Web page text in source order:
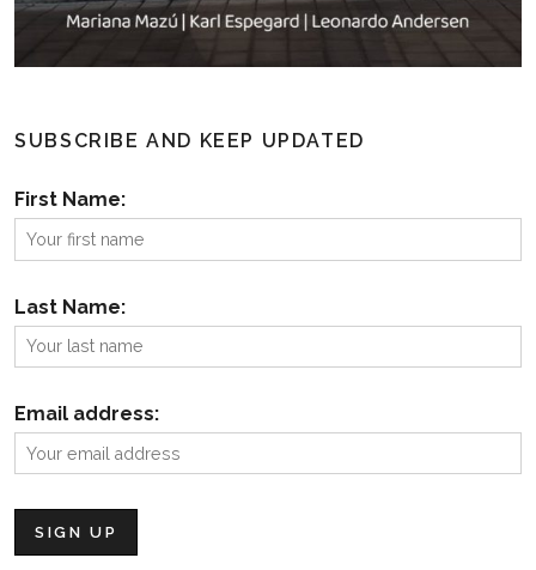
SUBSCRIBE AND KEEP UPDATED
First Name:
Last Name:
Email address: